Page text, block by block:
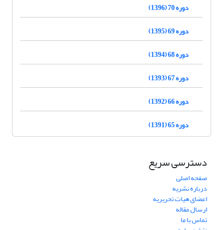
دوره 70 (1396)
دوره 69 (1395)
دوره 68 (1394)
دوره 67 (1393)
دوره 66 (1392)
دوره 65 (1391)
دسترسی سریع
صفحه اصلی
درباره نشریه
اعضای هیات تحریریه
ارسال مقاله
تماس با ما